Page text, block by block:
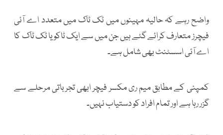
واضح رہے کہ حالیہ مہینوں میں ٹک ٹاک میں متعدد اے آئی
فیچرز متعارف کرائے گئے ہیں جن میں سے ایک ٹاکو یا ٹک ٹاک کا
اے آئی اسسٹنٹ بھی شامل ہے۔
کمپنی کے مطابق میم ری مکسر فیچر ابھی تجرباتی مرحلے سے
گزر رہا ہے اور تمام افراد کو دستیاب نہیں۔